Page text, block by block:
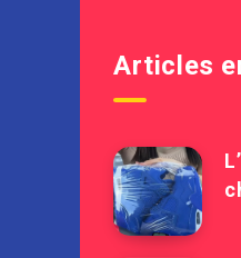
Articles